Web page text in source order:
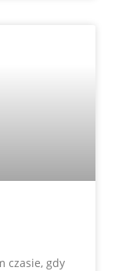
czasie, gdy